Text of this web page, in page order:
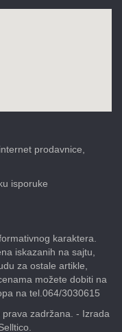
prodavnice,
isporuke
karaktera.
iskazanih na sajtu,
za ostale artikle,
možete dobiti na
na tel.064/3030615
zadržana. - Izrada